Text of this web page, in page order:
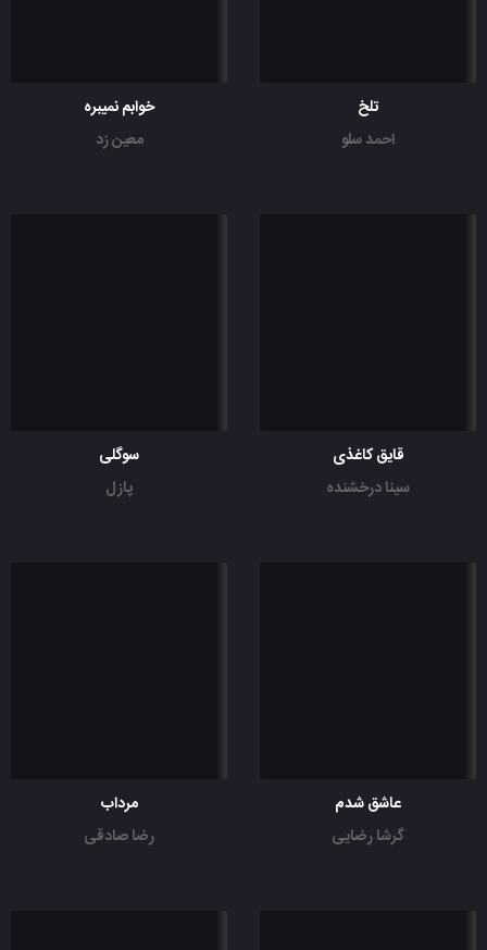
تلخ
احمد سلو
خوابم نمیبره
معین زد
قایق کاغذی
سینا درخشنده
سوگلی
پازل
عاشق شدم
گرشا رضایی
مرداب
رضا صادقی